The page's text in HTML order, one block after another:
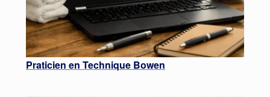
Praticien en Technique Bowen